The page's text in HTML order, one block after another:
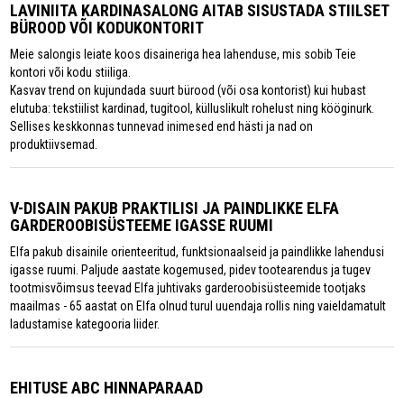
LAVINIITA KARDINASALONG AITAB SISUSTADA STIILSET
BÜROOD VÕI KODUKONTORIT
Meie salongis leiate koos disaineriga hea lahenduse, mis sobib Teie
kontori või kodu stiiliga.
Kasvav trend on kujundada suurt bürood (või osa kontorist) kui hubast
elutuba: tekstiilist kardinad, tugitool, külluslikult rohelust ning kööginurk.
Sellises keskkonnas tunnevad inimesed end hästi ja nad on
produktiivsemad.
V-DISAIN PAKUB PRAKTILISI JA PAINDLIKKE ELFA
GARDEROOBISÜSTEEME IGASSE RUUMI
Elfa pakub disainile orienteeritud, funktsionaalseid ja paindlikke lahendusi
igasse ruumi. Paljude aastate kogemused, pidev tootearendus ja tugev
tootmisvõimsus teevad Elfa juhtivaks garderoobisüsteemide tootjaks
maailmas - 65 aastat on Elfa olnud turul uuendaja rollis ning vaieldamatult
ladustamise kategooria liider.
EHITUSE ABC HINNAPARAAD